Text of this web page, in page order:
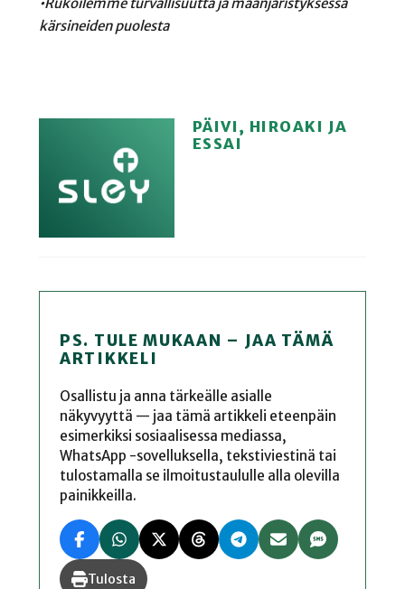
kärsineiden puolesta
PÄIVI, HIROAKI JA
ESSAI
PS. TULE MUKAAN – JAA TÄMÄ
ARTIKKELI
Osallistu ja anna tärkeälle asialle
näkyvyyttä — jaa tämä artikkeli eteenpäin
esimerkiksi sosiaalisessa mediassa,
WhatsApp -sovelluksella, tekstiviestinä tai
tulostamalla se ilmoitustaululle alla olevilla
painikkeilla.
Tulosta